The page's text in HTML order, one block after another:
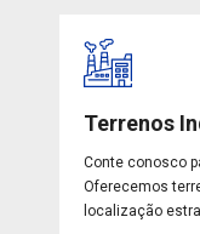
Terrenos
Conte conosco
Oferecemos
localização